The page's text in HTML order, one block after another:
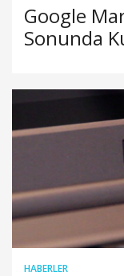
Google
Sonunda
HABERLER